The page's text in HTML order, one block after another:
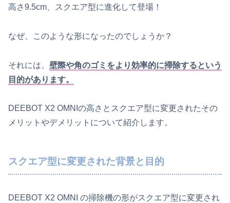
高さ9.5cm、スクエア型に進化して登場！
なぜ、このような形になったのでしょうか？
それには、 壁際や角のゴミをより効率的に掃除するという
目的があります。
DEEBOT X2 OMNIの高さとスクエア型に変更されたその
メリットやデメリットについて紹介します。
スクエア型に変更された背景と目的
DEEBOT X2 OMNI の掃除機の形がスクエア型に変更され